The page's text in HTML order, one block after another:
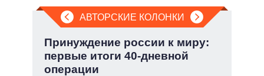
АВТОРСКИЕ КОЛОНКИ
Принуждение россии к миру:
первые итоги 40-дневной
операции